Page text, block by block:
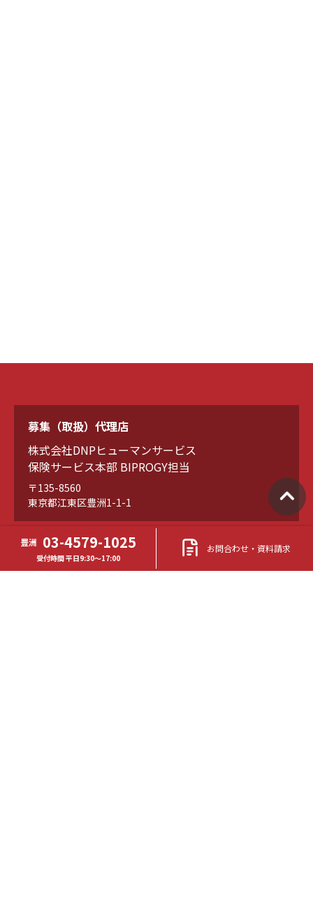
豊洲 03-4579-1025
受付時間 平日9:30～17:00
お問合わせ・資料請求
募集（取扱）代理店
株式会社DNPヒューマンサービス
保険サービス本部 BIPROGY担当
〒135-8560
東京都江東区豊洲1-1-1